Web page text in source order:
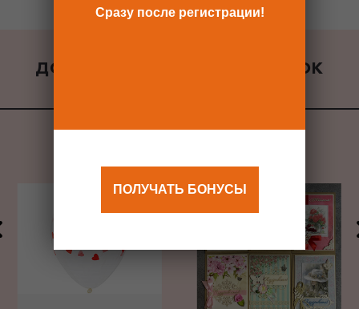
ДОБАВИТЬ К ЗАКАЗУ ПОДАРОК
Сразу после регистрации!
ПОЛУЧАТЬ БОНУСЫ